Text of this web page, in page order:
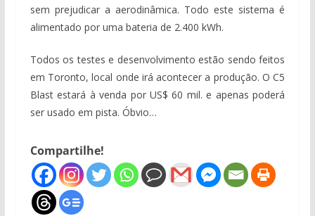
sem prejudicar a aerodinâmica. Todo este sistema é
alimentado por uma bateria de 2.400 kWh.
Todos os testes e desenvolvimento estão sendo feitos
em Toronto, local onde irá acontecer a produção. O C5
Blast estará à venda por US$ 60 mil. e apenas poderá
ser usado em pista. Óbvio…
Compartilhe!